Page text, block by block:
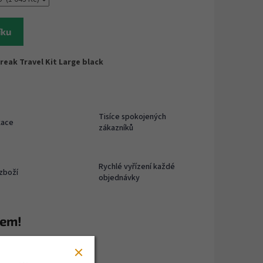
Travel Kit Large black
Tisíce spokojených
zákazníků
Rychlé vyřízení každé
objednávky